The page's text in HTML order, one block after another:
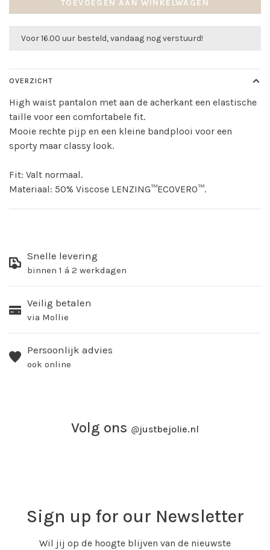
TOEVOEGEN AAN WINKELWAGEN
Voor 16.00 uur besteld, vandaag nog verstuurd!
OVERZICHT
High waist pantalon met aan de acherkant een elastische
taille voor een comfortabele fit.
Mooie rechte pijp en een kleine bandplooi voor een
sporty maar classy look.
Fit: Valt normaal.
Materiaal: 50% Viscose LENZING™ECOVERO™.
Snelle levering
binnen 1 á 2 werkdagen
Veilig betalen
via Mollie
Persoonlijk advies
ook online
Volg ons @justbejolie.nl
Sign up for our Newsletter
Wil jij op de hoogte blijven van de nieuwste